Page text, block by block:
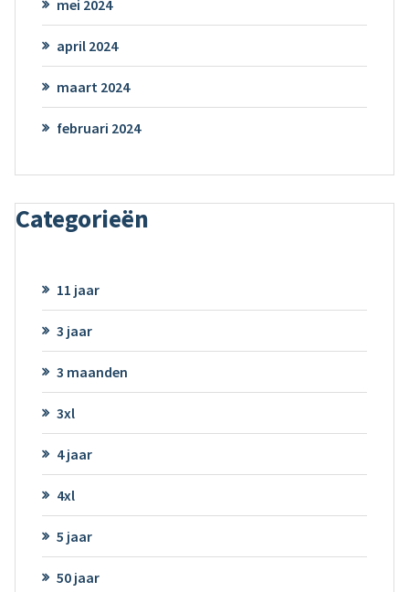
mei 2024
april 2024
maart 2024
februari 2024
Categorieën
11 jaar
3 jaar
3 maanden
3xl
4 jaar
4xl
5 jaar
50 jaar